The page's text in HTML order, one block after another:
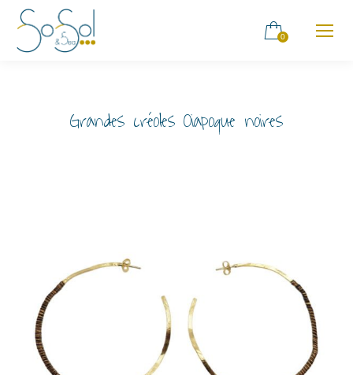
0
Grandes créoles Oiapoque noires